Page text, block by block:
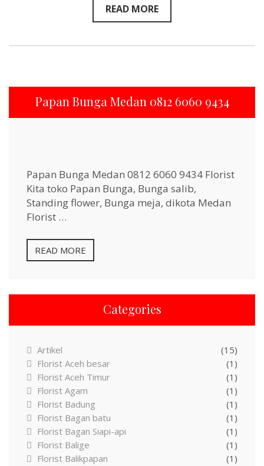
READ MORE
Papan Bunga Medan 0812 6060 9434
Papan Bunga Medan 0812 6060 9434 Florist
Kita toko Papan Bunga, Bunga salib,
Standing flower, Bunga meja, dikota Medan
Florist …
READ MORE
Categories
Artikel
(15)
Florist Aceh besar
(1)
Florist Aceh Timur
(1)
Florist Agam
(1)
Florist Badung
(1)
Florist Bagan batu
(1)
Florist Bagan Siapi-api
(1)
Florist Balige
(1)
Florist Balikpapan
(1)